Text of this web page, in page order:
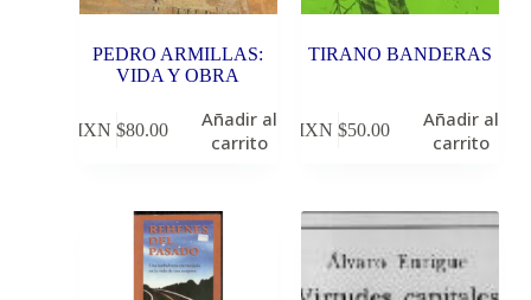
PEDRO ARMILLAS:
VIDA Y OBRA
MXN $80.00
Añadir al
carrito
TIRANO BANDERAS
MXN $50.00
Añadir al
carrito